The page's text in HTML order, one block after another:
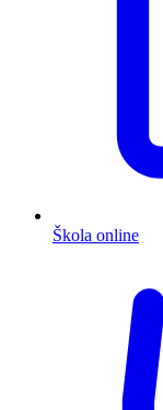
Škola online